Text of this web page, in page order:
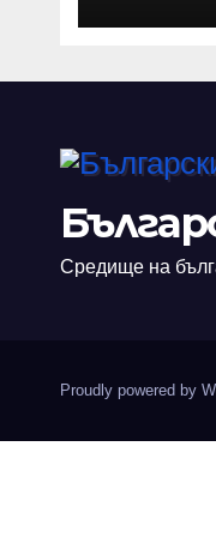
Средище на
Proudly powered by